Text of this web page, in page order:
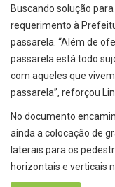
Buscando solução
requerimento à
passarela. “Além de
passarela está todo
com aqueles que
passarela”, reforçou
No documento
ainda a colocação de
laterais para os
horizontais e verticais